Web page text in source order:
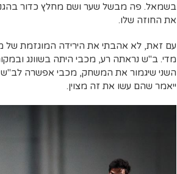
בשמאל. פה מבשל שער ושם מחלץ כדור
את החוזה שלו.
עם זאת, לא אהבתי את הירידה המוגזמת
מדי. ב"ש נראתה רע, מכבי היתה בשוונג
השני שיגמור את המשחק, מכבי אפשרה לב"ש
ייאמר שהם עשו את זה מצוין.